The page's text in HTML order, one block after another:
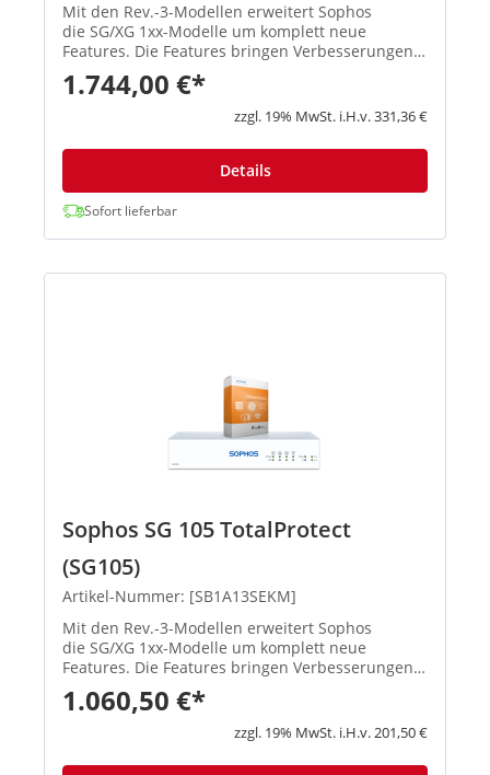
Mit den Rev.-3-Modellen erweitert Sophos
die SG/XG 1xx-Modelle um komplett neue
Features. Die Features bringen Verbesserungen
in den Schwerpunktbereichen Konnektivität,
Flexibilität, Zuverlässigkeit und Performa...
1.744,00 €*
zzgl. 19% MwSt. i.H.v. 331,36 €
Details
Sofort lieferbar
Sophos SG 105 TotalProtect
(SG105)
Artikel-Nummer: [SB1A13SEKM]
Mit den Rev.-3-Modellen erweitert Sophos
die SG/XG 1xx-Modelle um komplett neue
Features. Die Features bringen Verbesserungen
in den Schwerpunktbereichen Konnektivität,
Flexibilität, Zuverlässigkeit und Performa...
1.060,50 €*
zzgl. 19% MwSt. i.H.v. 201,50 €